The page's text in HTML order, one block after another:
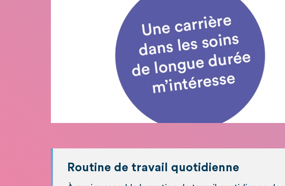
Routine de travail quotidienne